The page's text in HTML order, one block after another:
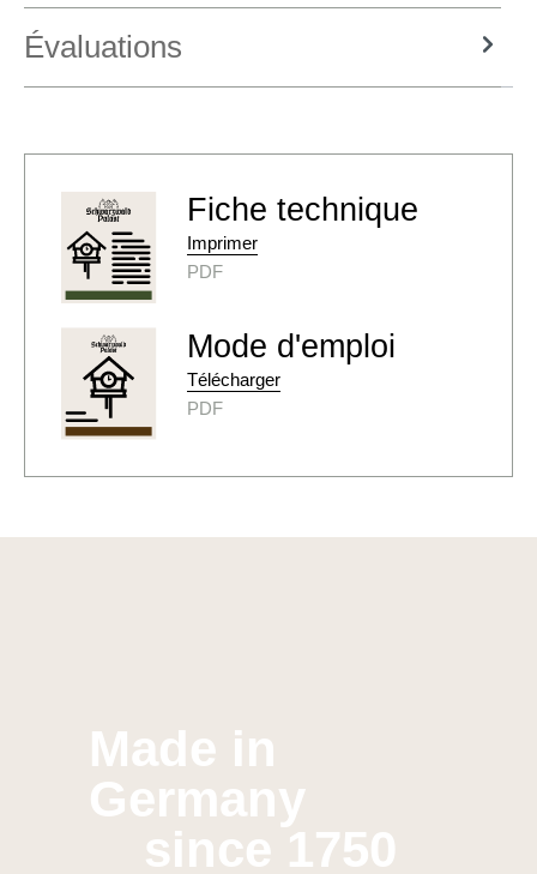
Évaluations
Fiche technique
Imprimer
PDF
Mode d'emploi
Télécharger
PDF
Made in
Germany
since 1750